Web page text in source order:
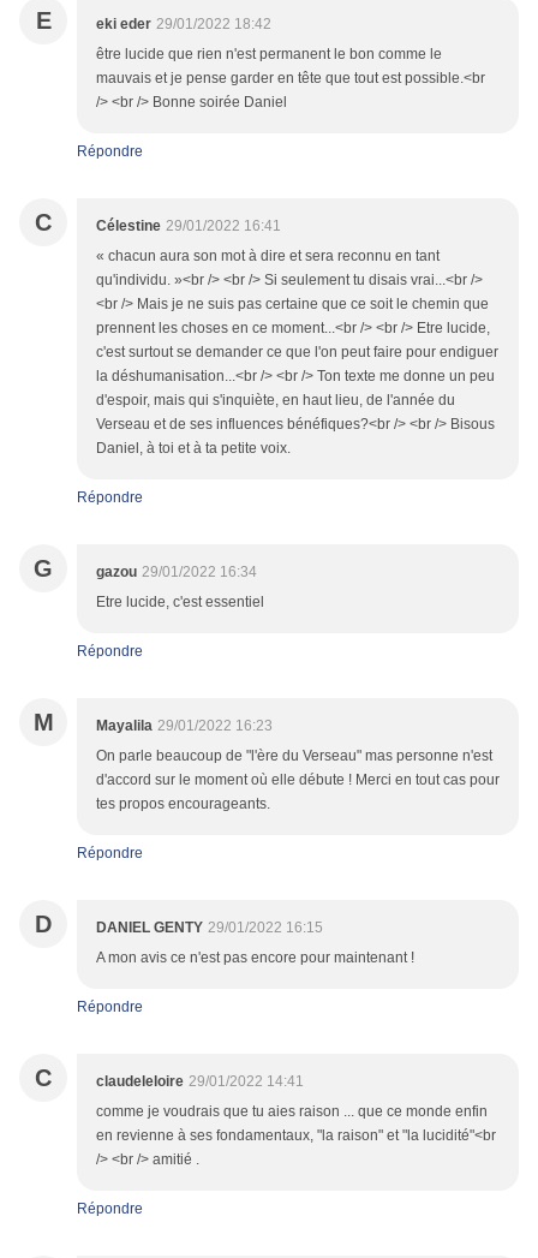
E eki eder 29/01/2022 18:42
être lucide que rien n'est permanent le bon comme le
mauvais et je pense garder en tête que tout est possible.<br
/> <br /> Bonne soirée Daniel
Répondre
C Célestine 29/01/2022 16:41
« chacun aura son mot à dire et sera reconnu en tant
qu'individu. »<br /> <br /> Si seulement tu disais vrai...<br />
<br /> Mais je ne suis pas certaine que ce soit le chemin que
prennent les choses en ce moment...<br /> <br /> Etre lucide,
c'est surtout se demander ce que l'on peut faire pour endiguer
la déshumanisation...<br /> <br /> Ton texte me donne un peu
d'espoir, mais qui s'inquiète, en haut lieu, de l'année du
Verseau et de ses influences bénéfiques?<br /> <br /> Bisous
Daniel, à toi et à ta petite voix.
Répondre
G gazou 29/01/2022 16:34
Etre lucide, c'est essentiel
Répondre
M Mayalila 29/01/2022 16:23
On parle beaucoup de "l'ère du Verseau" mas personne n'est
d'accord sur le moment où elle débute ! Merci en tout cas pour
tes propos encourageants.
Répondre
D DANIEL GENTY 29/01/2022 16:15
A mon avis ce n'est pas encore pour maintenant !
Répondre
C claudeleloire 29/01/2022 14:41
comme je voudrais que tu aies raison ... que ce monde enfin
en revienne à ses fondamentaux, "la raison" et "la lucidité"<br
/> <br /> amitié .
Répondre